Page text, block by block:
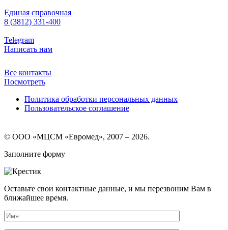
Единая справочная
8 (3812) 331-400
Telegram
Написать нам
Все контакты
Посмотреть
Политика обработки персональных данных
Пользовательское соглашение
© ООО «МЦСМ «Евромед», 2007 – 2026.
Заполните форму
Оставьте свои контактные данные, и мы перезвоним Вам в
ближайшее время.